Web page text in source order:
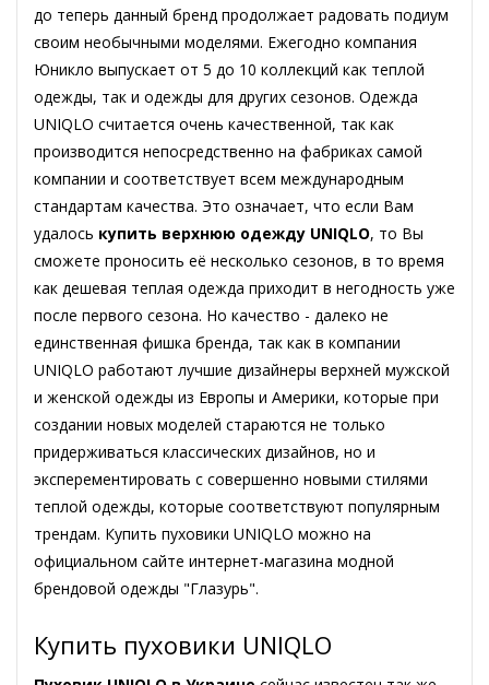
до теперь данный бренд продолжает радовать подиум
своим необычными моделями. Ежегодно компания
Юникло выпускает от 5 до 10 коллекций как теплой
одежды, так и одежды для других сезонов. Одежда
UNIQLO считается очень качественной, так как
производится непосредственно на фабриках самой
компании и соответствует всем международным
стандартам качества. Это означает, что если Вам
удалось купить верхнюю одежду UNIQLO, то Вы
сможете проносить её несколько сезонов, в то время
как дешевая теплая одежда приходит в негодность уже
после первого сезона. Но качество - далеко не
единственная фишка бренда, так как в компании
UNIQLO работают лучшие дизайнеры верхней мужской
и женской одежды из Европы и Америки, которые при
создании новых моделей стараются не только
придерживаться классических дизайнов, но и
эксперементировать с совершенно новыми стилями
теплой одежды, которые соответствуют популярным
трендам. Купить пуховики UNIQLO можно на
официальном сайте интернет-магазина модной
брендовой одежды "Глазурь".
Купить пуховики UNIQLO